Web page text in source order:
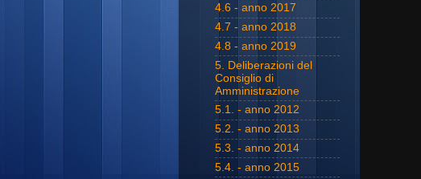
4.6 - anno 2017
4.7 - anno 2018
4.8 - anno 2019
5. Deliberazioni del
Consiglio di
Amministrazione
5.1. - anno 2012
5.2. - anno 2013
5.3. - anno 2014
5.4. - anno 2015